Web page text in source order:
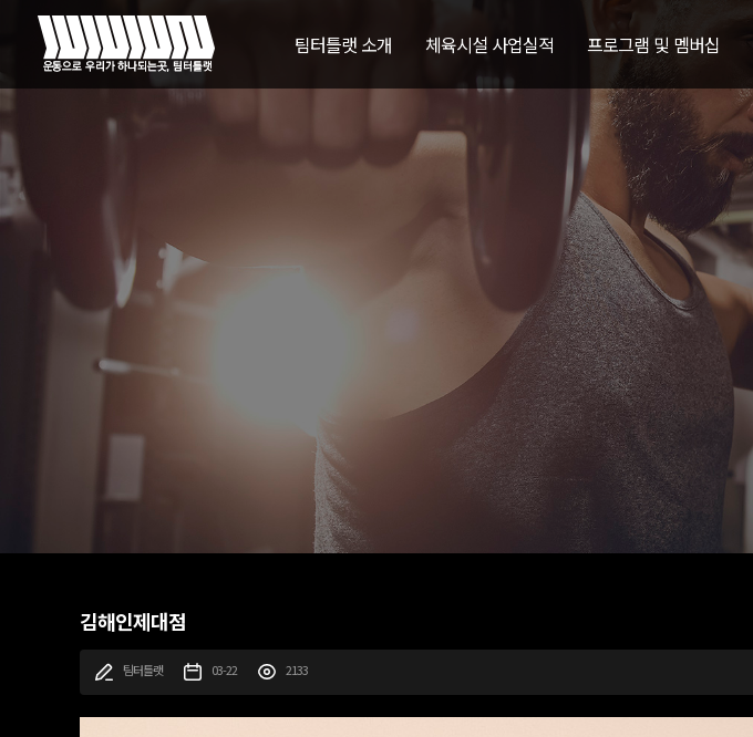
팀터틀랫 소개 체육시설 사업실적 프로그램 및 멤버십
김해인제대점
팀터틀랫 03-22 2133